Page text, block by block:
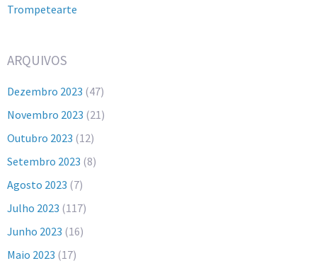
Trompetearte
ARQUIVOS
Dezembro 2023 (47)
Novembro 2023 (21)
Outubro 2023 (12)
Setembro 2023 (8)
Agosto 2023 (7)
Julho 2023 (117)
Junho 2023 (16)
Maio 2023 (17)